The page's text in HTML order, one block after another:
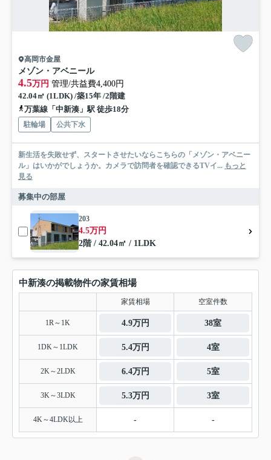
高岡市金屋
メゾン・アベニール
4.5万円 管理/共益費4,400円
42.04㎡ (1LDK) /築15年 /2階建
万葉線「中新湊」駅 徒歩18分
駐輪場 公共下水
新生活を失敗せず、スタートさせたいならこちらの「メゾン・アベニー
ル」はいかがでしょうか。カメラで訪問者を確認できるTVイ... もっと
見る
募集中の部屋
203
4.5万円
2階 / 42.04㎡ / 1LDK
中新湊の掲載物件の家賃相場
家賃相場 空室件数
1R～1K 4.9万円 38室
1DK～1LDK 5.4万円 4室
2K～2LDK 6.4万円 5室
3K～3LDK 5.3万円 3室
4K～4LDK以上 - -